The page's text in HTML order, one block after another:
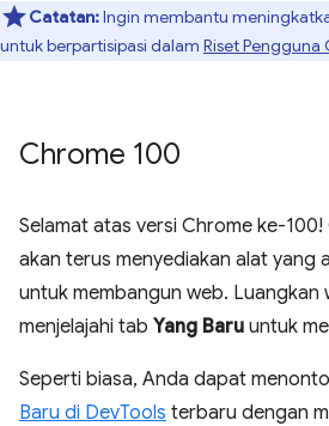
Catatan:Ingin membantu
untuk berpartisipasi dalam Riset Pengguna
Chrome 100
Selamat atas versi Chrome ke-
akan terus menyediakan alat yang
untuk membangun web. Luangkan
menjelajahi tab Yang Baru untuk
Seperti biasa, Anda dapat
Baru di DevTools terbaru dengan